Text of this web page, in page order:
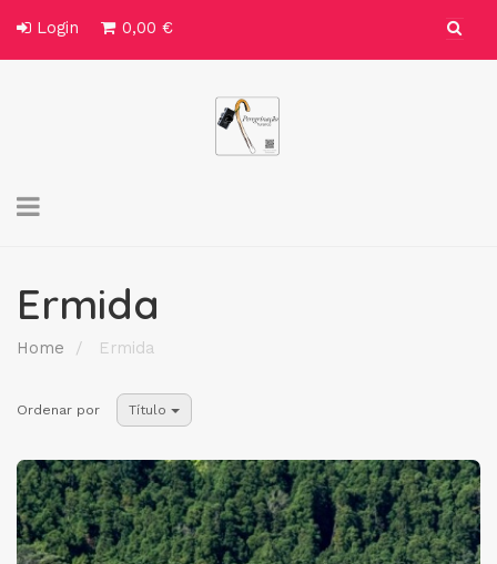
Login 0,00 €
Toggle
Ermida
Home Ermida
Ordenar por Título